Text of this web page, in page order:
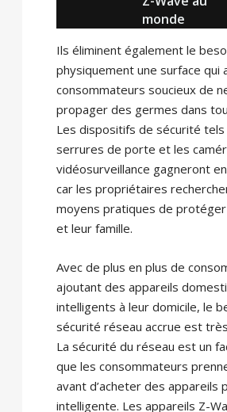
monde
Ils éliminent également le
physiquement une surface qui
consommateurs soucieux de
propager des germes dans
Les dispositifs de sécurité tels
serrures de porte et les
vidéosurveillance gagneront
car les propriétaires
moyens pratiques de
et leur famille.
Avec de plus en plus de
ajoutant des appareils
intelligents à leur domicile, le
sécurité réseau accrue est
La sécurité du réseau est un
que les consommateurs
avant d’acheter des appareils
intelligente. Les appareils Z-